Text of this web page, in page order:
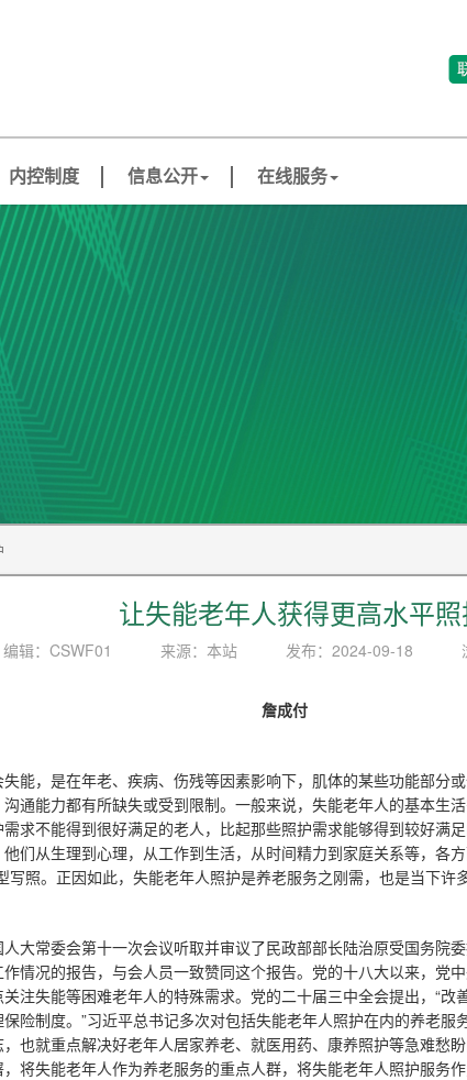
内控制度 信息公开 在线服务
让失能老年人获得更高水平
编辑：CSWF01 来源：本站 发布：2024-09-18
詹成付
能，是在年老、疾病、伤残等因素影响下，肌体的某些功能部分
通能力都有所缺失或受到限制。一般来说，失能老年人的基本生
求不能得到很好满足的老人，比起那些照护需求能够得到较好满
们从生理到心理，从工作到生活，从时间精力到家庭关系等，各
写照。正因如此，失能老年人照护是养老服务之刚需，也是当下许
大常委会第十一次会议听取并审议了民政部部长陆治原受国务院
情况的报告，与会人员一致赞同这个报告。党的十八大以来，党
注失能等困难老年人的特殊需求。党的二十届三中全会提出，“改
险制度。”习近平总书记多次对包括失能老年人照护在内的养老
也就重点解决好老年人居家养老、就医用药、康养照护等急难愁
将失能老年人作为养老服务的重点人群，将失能老年人照护服务